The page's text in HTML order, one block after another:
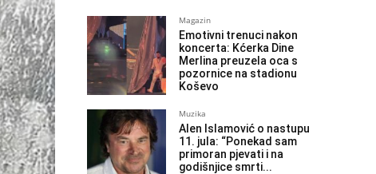
Magazin
Emotivni trenuci nakon
koncerta: Kćerka Dine
Merlina preuzela oca s
pozornice na stadionu
Koševo
Muzika
Alen Islamović o nastupu
11. jula: “Ponekad sam
primoran pjevati i na
godišnjice smrti...